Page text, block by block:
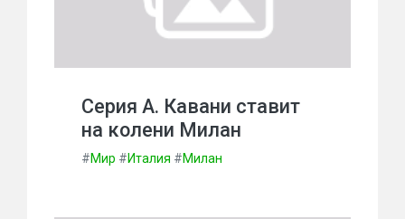
Серия А. Кавани ставит
на колени Милан
#Мир #Италия #Милан